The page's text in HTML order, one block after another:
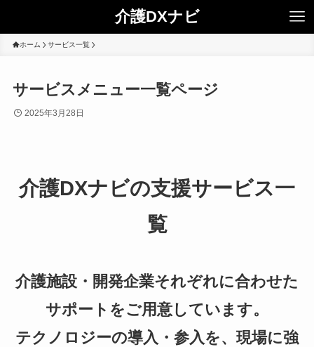
介護DXナビ
ホーム サービス一覧
サービスメニュー一覧ページ
2025年3月28日
介護DXナビの支援サービス一
覧
介護施設・開発企業それぞれに合わせた
サポートをご用意しています。
テクノロジーの導入・参入を、現場に強